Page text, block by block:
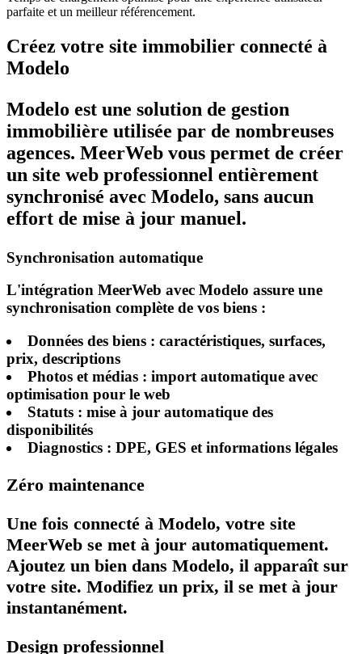
parfaite et un meilleur référencement.
Créez votre site immobilier connecté à
Modelo
Modelo est une solution de gestion
immobilière utilisée par de nombreuses
agences. MeerWeb vous permet de créer
un site web professionnel entièrement
synchronisé avec Modelo, sans aucun
effort de mise à jour manuel.
Synchronisation automatique
L'intégration MeerWeb avec Modelo assure une
synchronisation complète de vos biens :
Données des biens: caractéristiques, surfaces,
prix, descriptions
Photos et médias: import automatique avec
optimisation pour le web
Statuts: mise à jour automatique des
disponibilités
Diagnostics: DPE, GES et informations légales
Zéro maintenance
Une fois connecté à Modelo, votre site
MeerWeb se met à jour automatiquement.
Ajoutez un bien dans Modelo, il apparaît sur
votre site. Modifiez un prix, il se met à jour
instantanément.
Design professionnel